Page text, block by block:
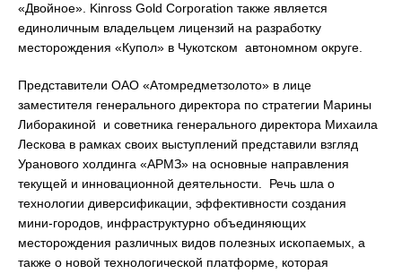
«Двойное». Kinross Gold Corporation также является
единоличным владельцем лицензий на разработку
месторождения «Купол» в Чукотском автономном округе.
Представители ОАО «Атомредметзолото» в лице
заместителя генерального директора по стратегии Марины
Либоракиной и советника генерального директора Михаила
Лескова в рамках своих выступлений представили взгляд
Уранового холдинга «АРМЗ» на основные направления
текущей и инновационной деятельности. Речь шла о
технологии диверсификации, эффективности создания
мини-городов, инфраструктурно объединяющих
месторождения различных видов полезных ископаемых, а
также о новой технологической платформе, которая